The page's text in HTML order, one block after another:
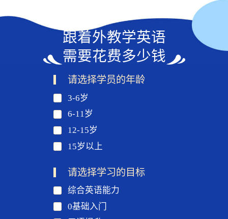
跟着外教学英语
需要花费多少钱
请选择学员的年龄
3-6岁
6-11岁
12-15岁
15岁以上
请选择学习的目标
综合英语能力
0基础入门